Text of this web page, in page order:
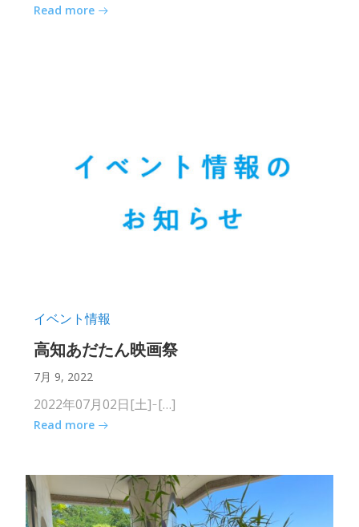
Read more
イベント情報
高知あだたん映画祭
7月 9, 2022
2022年07月02日[土] ̵ […]
Read more